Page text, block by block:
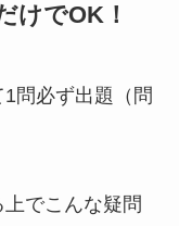
けでOK！
1問必ず出題（問
でこんな疑問